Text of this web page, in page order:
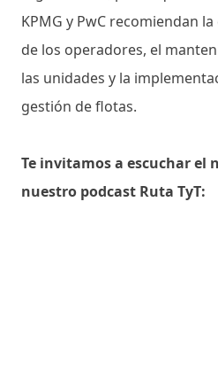
KPMG y PwC recomiendan
de los operadores, el
las unidades y la
gestión de flotas.
Te invitamos a escuchar el
nuestro podcast Ruta TyT: